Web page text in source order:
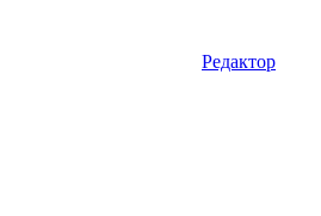
Редактор